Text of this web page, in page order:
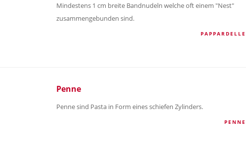
Mindestens 1 cm breite Bandnudeln welche oft einem "Nest"
zusammengebunden sind.
PAPPARDELLE
Penne
Penne sind Pasta in Form eines schiefen Zylinders.
PENNE